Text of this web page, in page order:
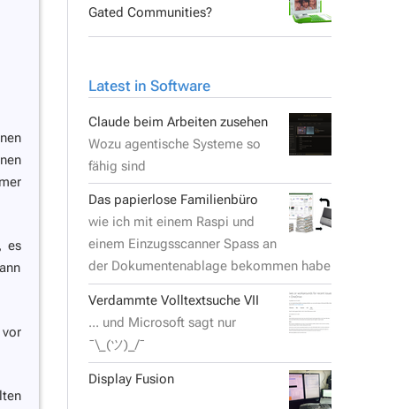
Gated Communities?
Latest in Software
Claude beim Arbeiten zusehen
Wozu agentische Systeme so
fähig sind
Das papierlose Familienbüro
wie ich mit einem Raspi und
einem Einzugsscanner Spass an
der Dokumentenablage bekommen habe
Verdammte Volltextsuche VII
... und Microsoft sagt nur
¯\_(ツ)_/¯
Display Fusion
es